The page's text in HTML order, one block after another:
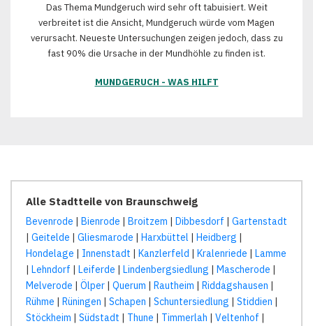
Das Thema Mundgeruch wird sehr oft tabuisiert. Weit
verbreitet ist die Ansicht, Mundgeruch würde vom Magen
verursacht. Neueste Untersuchungen zeigen jedoch, dass zu
fast 90% die Ursache in der Mundhöhle zu finden ist.
MUNDGERUCH - WAS HILFT
Alle Stadtteile von Braunschweig
Bevenrode | Bienrode | Broitzem | Dibbesdorf | Gartenstadt
| Geitelde | Gliesmarode | Harxbüttel | Heidberg |
Hondelage | Innenstadt | Kanzlerfeld | Kralenriede | Lamme
| Lehndorf | Leiferde | Lindenbergsiedlung | Mascherode |
Melverode | Ölper | Querum | Rautheim | Riddagshausen |
Rühme | Rüningen | Schapen | Schuntersiedlung | Stiddien |
Stöckheim | Südstadt | Thune | Timmerlah | Veltenhof |